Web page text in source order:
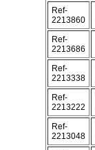
Ref-
2213860
Ref-
2213686
Ref-
2213338
Ref-
2213222
Ref-
2213048